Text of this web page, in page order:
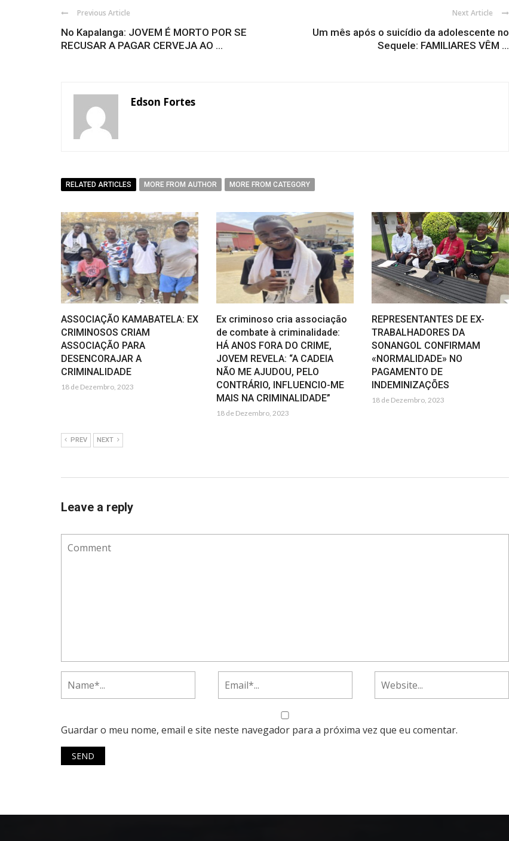
Previous Article
No Kapalanga: JOVEM É MORTO POR SE
RECUSAR A PAGAR CERVEJA AO ...
Next Article
Um mês após o suicídio da adolescente no
Sequele: FAMILIARES VÊM ...
Edson Fortes
RELATED ARTICLES MORE FROM AUTHOR MORE FROM CATEGORY
ASSOCIAÇÃO KAMABATELA: EX
CRIMINOSOS CRIAM
ASSOCIAÇÃO PARA
DESENCORAJAR A
CRIMINALIDADE
18 de Dezembro, 2023
Ex criminoso cria associação
de combate à criminalidade:
HÁ ANOS FORA DO CRIME,
JOVEM REVELA: “A CADEIA
NÃO ME AJUDOU, PELO
CONTRÁRIO, INFLUENCIO-ME
MAIS NA CRIMINALIDADE”
18 de Dezembro, 2023
REPRESENTANTES DE EX-
TRABALHADORES DA
SONANGOL CONFIRMAM
«NORMALIDADE» NO
PAGAMENTO DE
INDEMINIZAÇÕES
18 de Dezembro, 2023
PREV NEXT
Leave a reply
Guardar o meu nome, email e site neste navegador para a próxima vez que eu comentar.